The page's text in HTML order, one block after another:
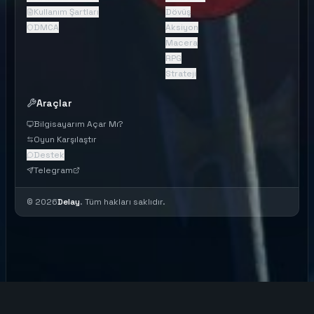
Kullanım Şartları
DMCA
Dövüş
Aksiyon
Macera
RPG
Strateji
Araçlar
Bilgisayarım Açar Mı?
Oyun Karşılaştır
Destek
Telegram
© 2026Delay. Tüm hakları saklıdır.